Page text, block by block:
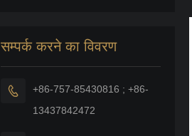
सम्पर्क करने का विवरण

+86-757-85430816 ; +86-
13437842472